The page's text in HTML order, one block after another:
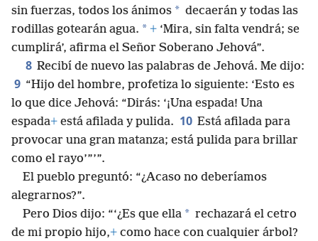
sin fuerzas, todos los ánimos * decaerán y todas las
rodillas gotearán agua. * + ‘Mira, sin falta vendrá; se
cumplirá’, afirma el Señor Soberano Jehová”.
8 Recibí de nuevo las palabras de Jehová. Me dijo:
9 “Hijo del hombre, profetiza lo siguiente: ‘Esto es
lo que dice Jehová: “Dirás: ‘¡Una espada! Una
espada+ está afilada y pulida. 10 Está afilada para
provocar una gran matanza; está pulida para brillar
como el rayo’”’”.
El pueblo preguntó: “¿Acaso no deberíamos
alegrarnos?”.
Pero Dios dijo: “‘¿Es que ella * rechazará el cetro
de mi propio hijo,+ como hace con cualquier árbol?